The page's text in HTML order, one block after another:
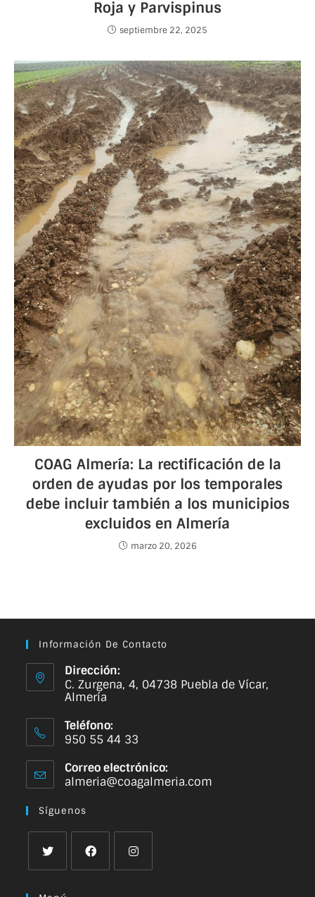
Roja y Parvispinus
septiembre 22, 2025
COAG Almería: La rectificación de la
orden de ayudas por los temporales
debe incluir también a los municipios
excluidos en Almería
marzo 20, 2026
Información De Contacto
Dirección:
C. Zurgena, 4, 04738 Puebla de Vícar,
Almería
Teléfono:
950 55 44 33
Correo electrónico:
almeria@coagalmeria.com
Síguenos